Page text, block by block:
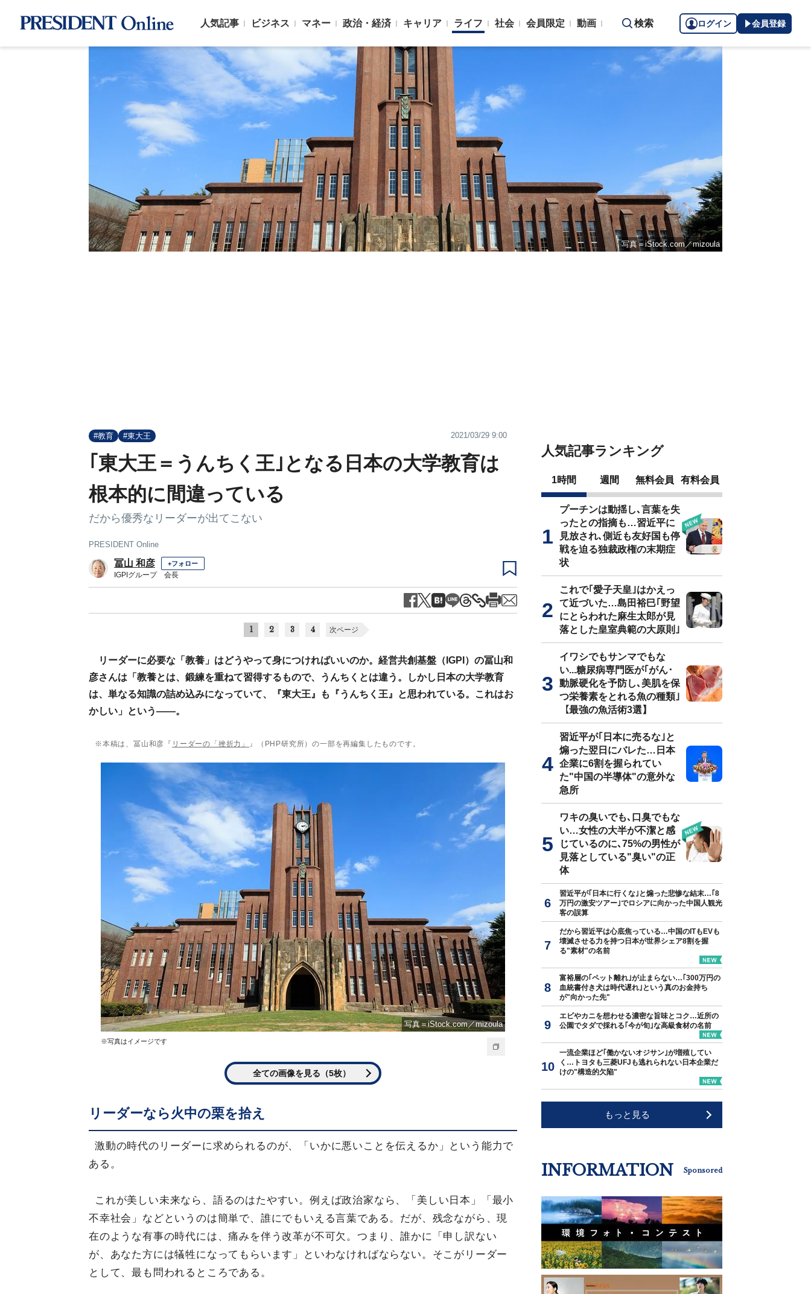
人気記事 ビジネス マネー 政治・経済 キャリア ライフ 社会 会員限定 動画 検索 ログイン 会員登録
写真＝iStock.com／mizoula
#教育 #東大王 2021/03/29 9:00
｢東大王＝うんちく王｣となる日本の大学教育は
根本的に間違っている
だから優秀なリーダーが出てこない
PRESIDENT Online
冨山 和彦 +フォロー
IGPIグループ 会長
1 2 3 4 次ページ
リーダーに必要な「教養」はどうやって身につければいいのか。経営共創基盤（IGPI）の冨山和
彦さんは「教養とは、鍛練を重ねて習得するもので、うんちくとは違う。しかし日本の大学教育
は、単なる知識の詰め込みになっていて、『東大王』も『うんちく王』と思われている。これはお
かしい」という——。
※本稿は、冨山和彦『 リーダーの「挫折力」 』（PHP研究所）の一部を再編集したものです。
写真＝iStock.com／mizoula
※写真はイメージです
全ての画像を見る（5枚）
リーダーなら火中の栗を拾え
激動の時代のリーダーに求められるのが、「いかに悪いことを伝えるか」という能力で
ある。
これが美しい未来なら、語るのはたやすい。例えば政治家なら、「美しい日本」「最小
不幸社会」などというのは簡単で、誰にでもいえる言葉である。だが、残念ながら、現
在のような有事の時代には、痛みを伴う改革が不可欠。つまり、誰かに「申し訳ない
が、あなた方には犠牲になってもらいます」といわなければならない。そこがリーダー
として、最も問われるところである。
人気記事ランキング
1時間 週間 無料会員 有料会員
プーチンは動揺し､言葉を失
ったとの指摘も…習近平に
見放され､側近も友好国も停
戦を迫る独裁政権の末期症
状
これで｢愛子天皇｣はかえっ
て近づいた…島田裕巳｢野望
にとらわれた麻生太郎が見
落とした皇室典範の大原則｣
イワシでもサンマでもな
い...糖尿病専門医が｢がん･
動脈硬化を予防し､美肌を保
つ栄養素をとれる魚の種類｣
【最強の魚活術3選】
習近平が｢日本に売るな｣と
煽った翌日にバレた…日本
企業に6割を握られてい
た"中国の半導体"の意外な
急所
ワキの臭いでも､口臭でもな
い…女性の大半が不潔と感
じているのに､75%の男性が
見落としている"臭い"の正
体
習近平が｢日本に行くな｣と煽った悲惨な結末…｢8
万円の激安ツアー｣でロシアに向かった中国人観光
客の誤算
だから習近平は心底焦っている…中国のITもEVも
壊滅させる力を持つ日本が世界シェア8割を握
る"素材"の名前
富裕層の｢ペット離れ｣が止まらない…｢300万円の
血統書付き犬は時代遅れ｣という真のお金持ち
が"向かった先"
エビやカニを想わせる濃密な旨味とコク…近所の
公園でタダで採れる｢今が旬｣な高級食材の名前
一流企業ほど｢働かないオジサン｣が増殖してい
く…トヨタも三菱UFJも逃れられない日本企業だ
けの"構造的欠陥"
もっと見る
INFORMATION Sponsored